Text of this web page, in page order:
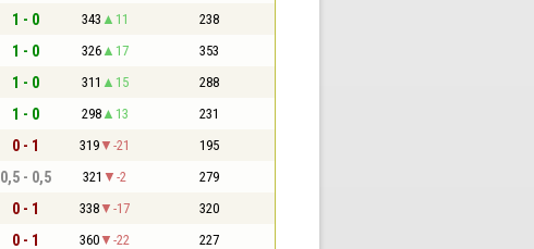
1 - 0 343 11 238
1 - 0 326 17 353
1 - 0 311 15 288
1 - 0 298 13 231
0 - 1 319 -21 195
0,5 - 0,5 321 -2 279
0 - 1 338 -17 320
0 - 1 360 -22 227